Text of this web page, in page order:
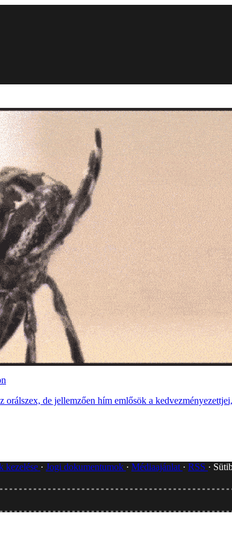
orálszex, de jellemzően hím emlősök a
kezelése Jogi dokumentumok Médiaajánlat RSS